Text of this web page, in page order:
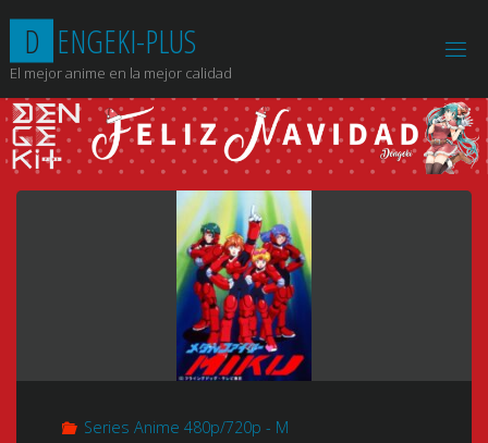
contenido
D ENGEKI-PLUS
El mejor anime en la mejor calidad
Series Anime 480p/720p - M